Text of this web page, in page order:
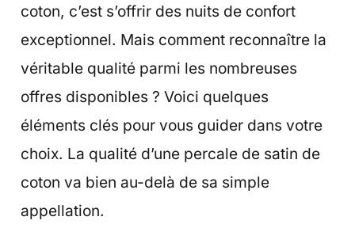
coton, c’est s’offrir des nuits de confort
exceptionnel. Mais comment reconnaître la
véritable qualité parmi les nombreuses
offres disponibles ? Voici quelques
éléments clés pour vous guider dans votre
choix. La qualité d’une percale de satin de
coton va bien au-delà de sa simple
appellation.